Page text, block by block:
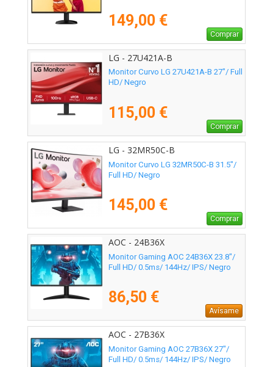
149,00 €
Comprar
LG - 27U421A-B
Monitor Curvo LG 27U421A-B 27"/ Full
HD/ Negro
115,00 €
Comprar
LG - 32MR50C-B
Monitor Curvo LG 32MR50C-B 31.5"/
Full HD/ Negro
145,00 €
Comprar
AOC - 24B36X
Monitor Gaming AOC 24B36X 23.8"/
Full HD/ 0.5ms/ 144Hz/ IPS/ Negro
86,50 €
Avísame
AOC - 27B36X
Monitor Gaming AOC 27B36X 27"/
Full HD/ 0.5ms/ 144Hz/ IPS/ Negro